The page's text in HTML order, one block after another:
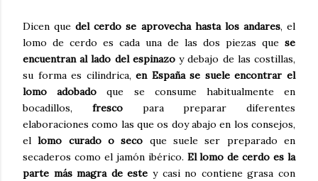
Dicen quedel cerdo se aprovecha hasta los andares, el
lomo de cerdo es cada una de las dos piezas que se
encuentran al lado del espinazoy debajo de las costillas,
su forma es cilindrica,en España se suele encontrar el
lomo adobado que se consume habitualmente en
bocadillos, frescopara preparar diferentes
elaboraciones como las que os doy abajo en los consejos,
ellomo curado o seco que suele ser preparado en
secaderos como el jamón ibérico. El lomo de cerdo es la
parte más magra de este y casi no contiene grasa con